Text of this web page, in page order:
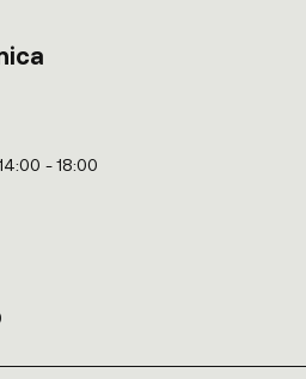
- 18:00